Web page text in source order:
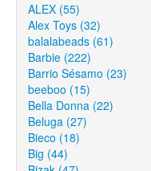
ALEX (55)
Alex Toys (32)
balalabeads (61)
Barbie (222)
Barrio Sésamo (23)
beeboo (15)
Bella Donna (22)
Beluga (27)
Bieco (18)
Big (44)